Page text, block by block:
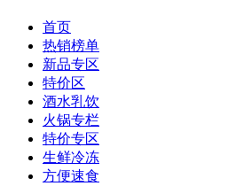
首页
热销榜单
新品专区
特价区
酒水乳饮
火锅专栏
特价专区
生鲜冷冻
方便速食